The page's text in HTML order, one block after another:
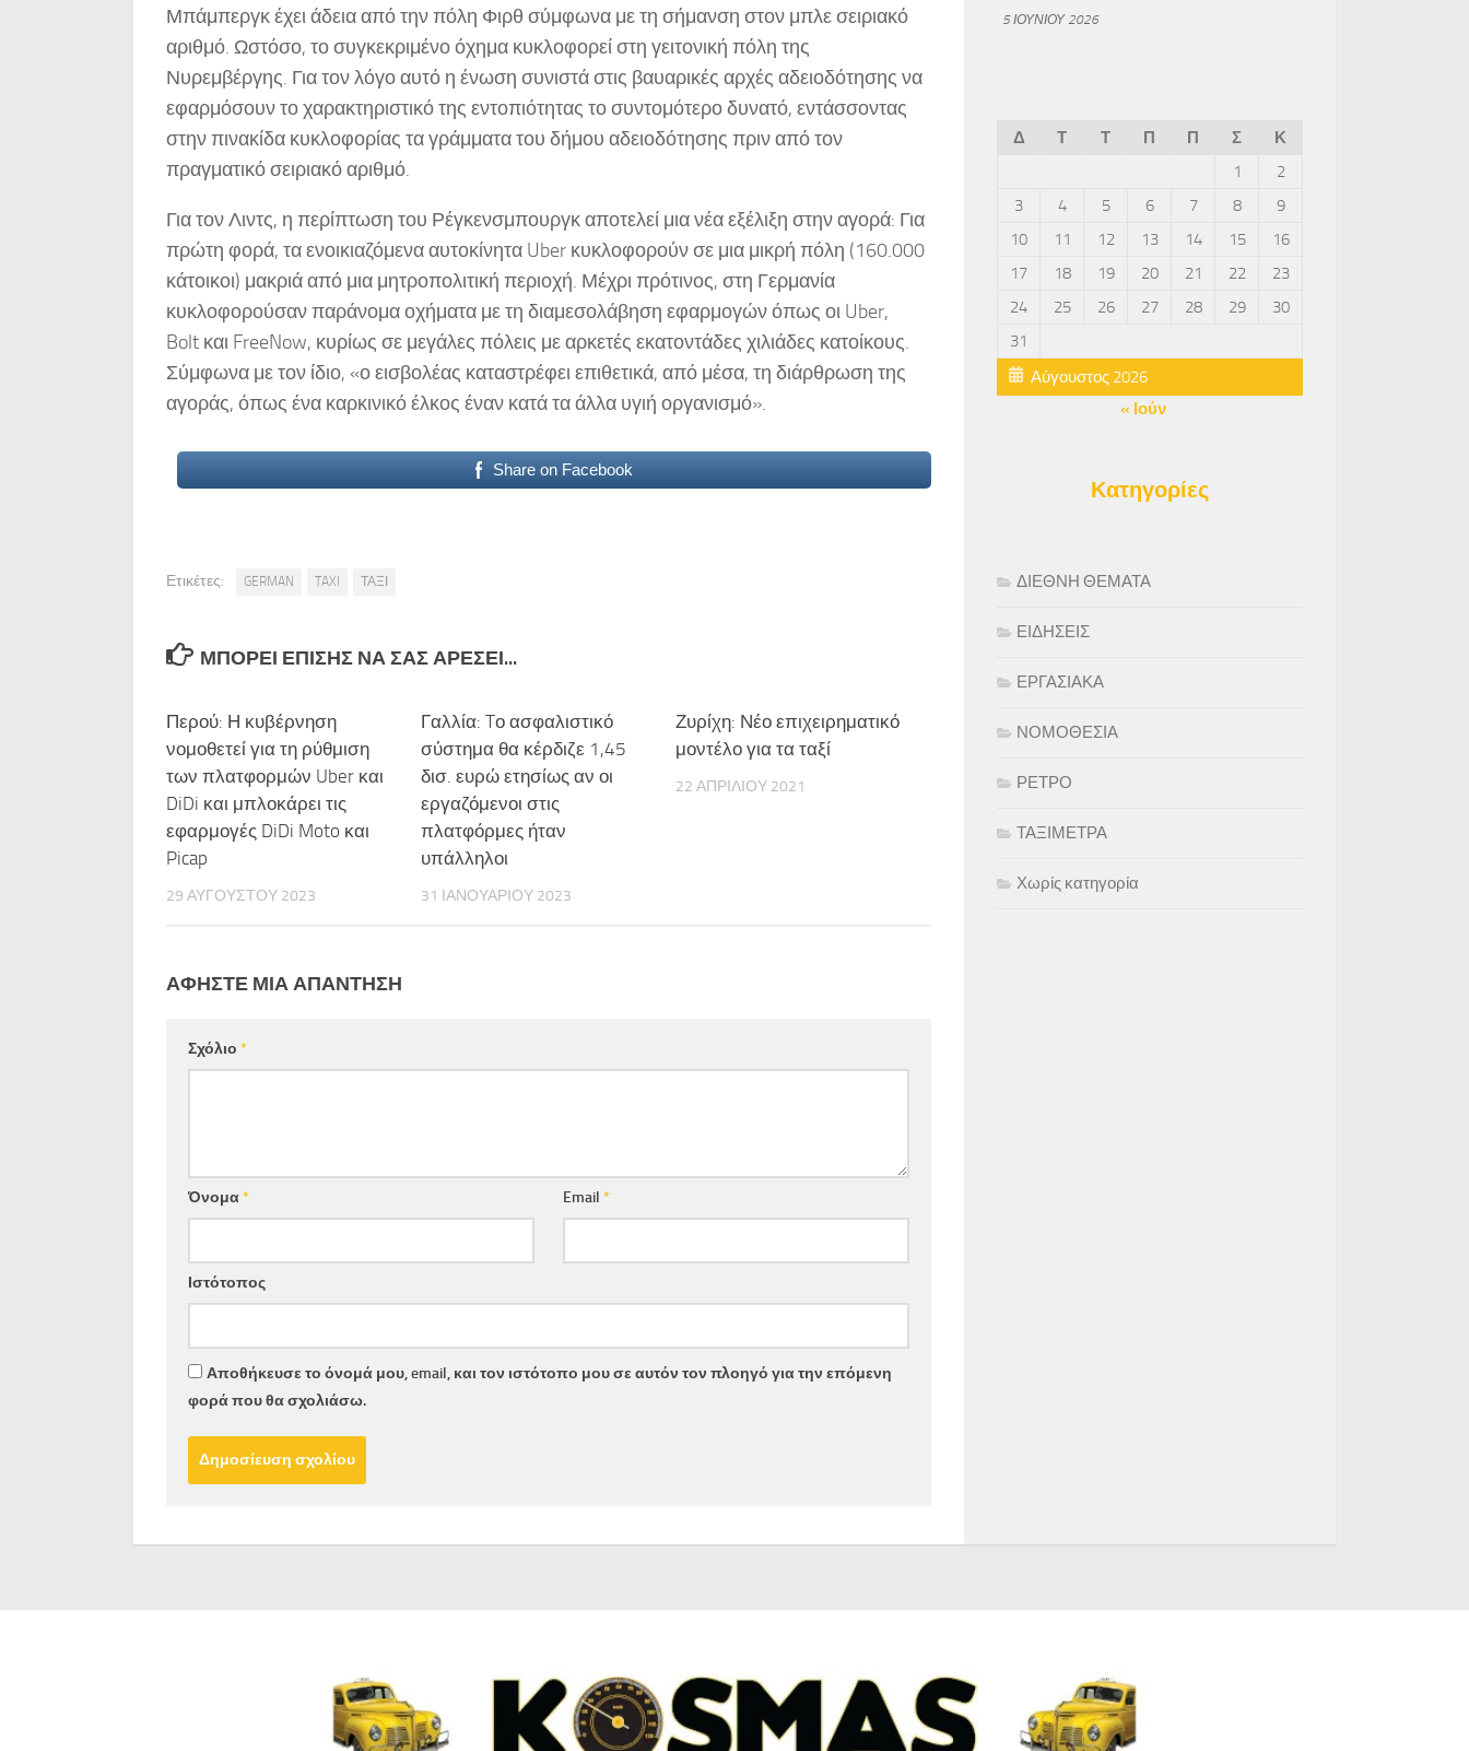
Μπάμπεργκ έχει άδεια από την πόλη Φιρθ σύμφωνα με τη σήμανση στον μπλε σειριακό
αριθμό. Ωστόσο, το συγκεκριμένο όχημα κυκλοφορεί στη γειτονική πόλη της
Νυρεμβέργης. Για τον λόγο αυτό η ένωση συνιστά στις βαυαρικές αρχές αδειοδότησης να
εφαρμόσουν το χαρακτηριστικό της εντοπιότητας το συντομότερο δυνατό, εντάσσοντας
στην πινακίδα κυκλοφορίας τα γράμματα του δήμου αδειοδότησης πριν από τον
πραγματικό σειριακό αριθμό.
Για τον Λιντς, η περίπτωση του Ρέγκενσμπουργκ αποτελεί μια νέα εξέλιξη στην αγορά: Για
πρώτη φορά, τα ενοικιαζόμενα αυτοκίνητα Uber κυκλοφορούν σε μια μικρή πόλη (160.000
κάτοικοι) μακριά από μια μητροπολιτική περιοχή. Μέχρι πρότινος, στη Γερμανία
κυκλοφορούσαν παράνομα οχήματα με τη διαμεσολάβηση εφαρμογών όπως οι Uber,
Bolt και FreeNow, κυρίως σε μεγάλες πόλεις με αρκετές εκατοντάδες χιλιάδες κατοίκους.
Σύμφωνα με τον ίδιο, «ο εισβολέας καταστρέφει επιθετικά, από μέσα, τη διάρθρωση της
αγοράς, όπως ένα καρκινικό έλκος έναν κατά τα άλλα υγιή οργανισμό».
Share on Facebook
Ετικέτες: GERMAN TAXI ΤΑΞΙ
ΜΠΟΡΕΊ ΕΠΊΣΗΣ ΝΑ ΣΑΣ ΑΡΈΣΕΙ...
Περού: Η κυβέρνηση
νομοθετεί για τη ρύθμιση
των πλατφορμών Uber και
DiDi και μπλοκάρει τις
εφαρμογές DiDi Moto και
Picap
29 ΑΥΓΟΎΣΤΟΥ 2023
Γαλλία: Tο ασφαλιστικό
σύστημα θα κέρδιζε 1,45
δισ. ευρώ ετησίως αν οι
εργαζόμενοι στις
πλατφόρμες ήταν
υπάλληλοι
31 ΙΑΝΟΥΑΡΊΟΥ 2023
Ζυρίχη: Νέο επιχειρηματικό
μοντέλο για τα ταξί
22 ΑΠΡΙΛΊΟΥ 2021
ΑΦΉΣΤΕ ΜΙΑ ΑΠΆΝΤΗΣΗ
Σχόλιο *
Όνομα* Email*
Ιστότοπος
Αποθήκευσε το όνομά μου, email, και τον ιστότοπο μου σε αυτόν τον πλοηγό για την επόμενη
φορά που θα σχολιάσω.
5 ΙΟΥΝΊΟΥ 2026
Αύγουστος 2026
Δ Τ Τ Π Π Σ
Κ
1
2
3
4 5 6 7 8
9
10
11 12 13 14 15
16
17
18 19 20 21 22
23
24
25 26 27 28 29
30
31
« Ιούν
Κατηγορίες
ΔΙΕΘΝΗ ΘΕΜΑΤΑ
ΕΙΔΗΣΕΙΣ
ΕΡΓΑΣΙΑΚΑ
ΝΟΜΟΘΕΣΙΑ
ΡΕΤΡΟ
ΤΑΞΙΜΕΤΡΑ
Χωρίς κατηγορία